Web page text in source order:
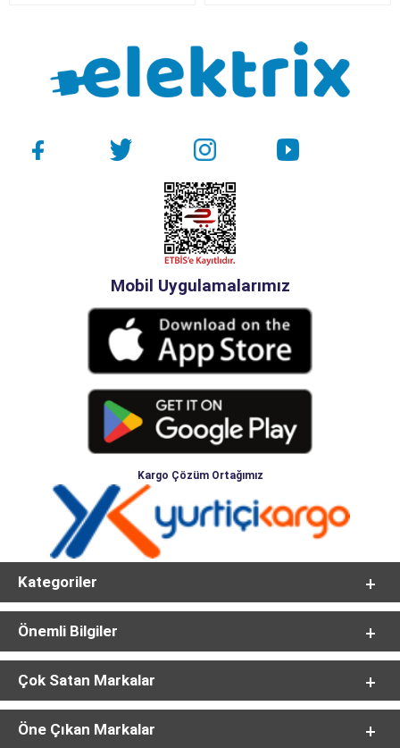
Mobil Uygulamalarımız
Kargo Çözüm Ortağımız
Kategoriler
Önemli Bilgiler
Çok Satan Markalar
Öne Çıkan Markalar